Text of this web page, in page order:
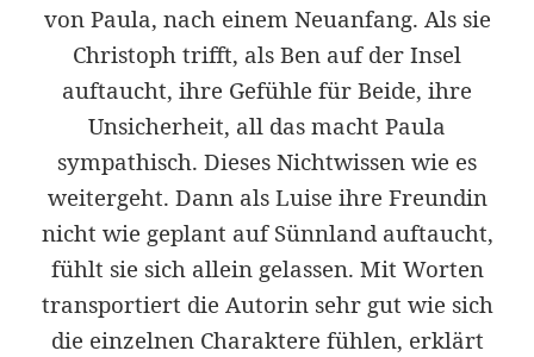
von Paula, nach einem Neuanfang. Als sie
Christoph trifft, als Ben auf der Insel
auftaucht, ihre Gefühle für Beide, ihre
Unsicherheit, all das macht Paula
sympathisch. Dieses Nichtwissen wie es
weitergeht. Dann als Luise ihre Freundin
nicht wie geplant auf Sünnland auftaucht,
fühlt sie sich allein gelassen. Mit Worten
transportiert die Autorin sehr gut wie sich
die einzelnen Charaktere fühlen, erklärt